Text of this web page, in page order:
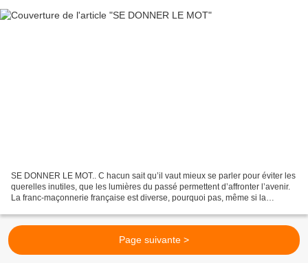
SE DONNER LE MOT.. C hacun sait qu’il vaut mieux se parler pour éviter les
querelles inutiles, que les lumières du passé permettent d’affronter l’avenir.
La franc-maçonnerie française est diverse, pourquoi pas, même si la
Page suivante >